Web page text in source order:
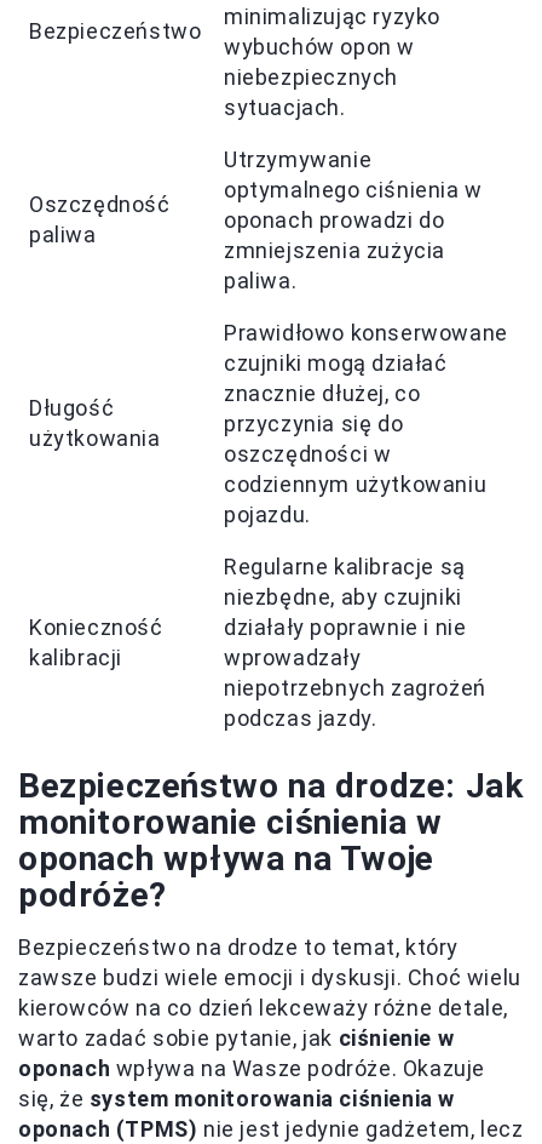
Bezpieczeństwo
minimalizując ryzyko
wybuchów opon w
niebezpiecznych
sytuacjach.
Oszczędność
paliwa
Utrzymywanie
optymalnego ciśnienia w
oponach prowadzi do
zmniejszenia zużycia
paliwa.
Długość
użytkowania
Prawidłowo konserwowane
czujniki mogą działać
znacznie dłużej, co
przyczynia się do
oszczędności w
codziennym użytkowaniu
pojazdu.
Konieczność
kalibracji
Regularne kalibracje są
niezbędne, aby czujniki
działały poprawnie i nie
wprowadzały
niepotrzebnych zagrożeń
podczas jazdy.
Bezpieczeństwo na drodze: Jak
monitorowanie ciśnienia w
oponach wpływa na Twoje
podróże?
Bezpieczeństwo na drodze to temat, który
zawsze budzi wiele emocji i dyskusji. Choć wielu
kierowców na co dzień lekceważy różne detale,
warto zadać sobie pytanie, jak ciśnienie w
oponach wpływa na Wasze podróże. Okazuje
się, że system monitorowania ciśnienia w
oponach (TPMS) nie jest jedynie gadżetem, lecz